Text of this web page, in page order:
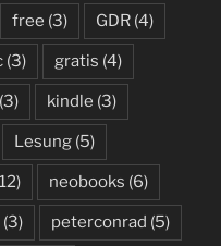
free (3) GDR (4)
(3) gratis (4)
(3) kindle (3)
Lesung (5)
neobooks (6)
(3) peterconrad (5)